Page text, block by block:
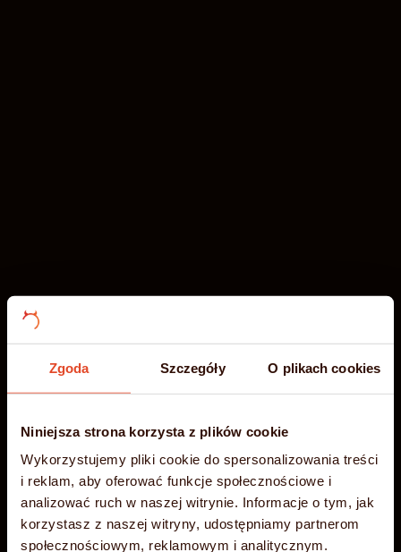
Zgoda Szczegóły O plikach cookies
Niniejsza strona korzysta z plików cookie
Wykorzystujemy pliki cookie do spersonalizowania treści
i reklam, aby oferować funkcje społecznościowe i
analizować ruch w naszej witrynie. Informacje o tym, jak
korzystasz z naszej witryny, udostępniamy partnerom
społecznościowym, reklamowym i analitycznym.
-35%
Wakacyjna
PROMOCJA
Błyskawiczny
hosting NVMe